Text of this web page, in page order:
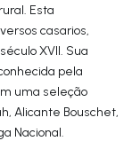
Esta
casarios,
XVII. Sua
pela
uma seleção
Alicante Bouschet,
Nacional.